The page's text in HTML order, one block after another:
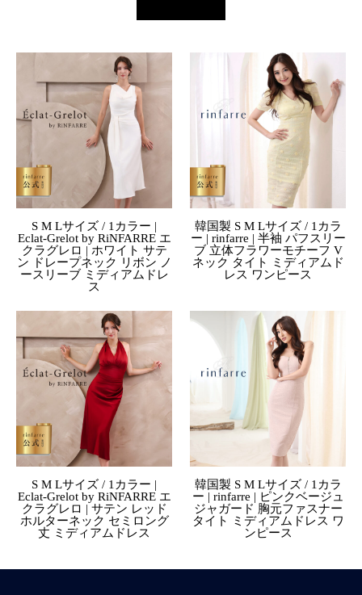
S M Lサイズ / 1カラー |
Eclat-Grelot by RiNFARRE エ
クラグレロ | ホワイト サテ
ン ドレープネック リボン ノ
ースリーブ ミディアムドレ
ス
韓国製 S M Lサイズ / 1カラ
ー | rinfarre | 半袖 パフスリー
ブ 立体フラワーモチーフ V
ネック タイト ミディアムド
レス ワンピース
S M Lサイズ / 1カラー |
Eclat-Grelot by RiNFARRE エ
クラグレロ | サテン レッド
ホルターネック セミロング
丈 ミディアムドレス
韓国製 S M Lサイズ / 1カラ
ー | rinfarre | ピンクベージュ
ジャガード 胸元ファスナー
タイト ミディアムドレス ワ
ンピース